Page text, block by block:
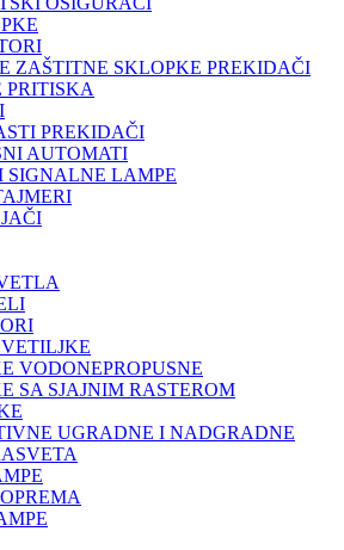
ZAŠTITNE SKLOPKE PREKIDAČI
PRITISKA
PREKIDAČI
AUTOMATI
SIGNALNE LAMPE
VODONEPROPUSNE
SA SJAJNIM RASTEROM
UGRADNE I NADGRADNE